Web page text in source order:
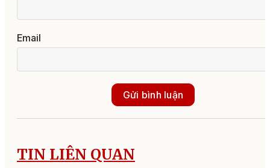
Email
Gửi bình luận
TIN LIÊN QUAN